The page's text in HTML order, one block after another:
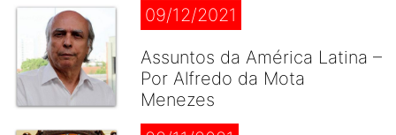
09/12/2021
Assuntos da América Latina –
Por Alfredo da Mota
Menezes